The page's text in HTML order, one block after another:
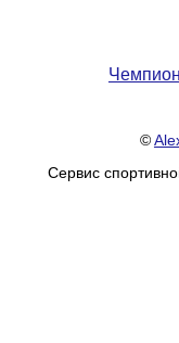
©
Сервис